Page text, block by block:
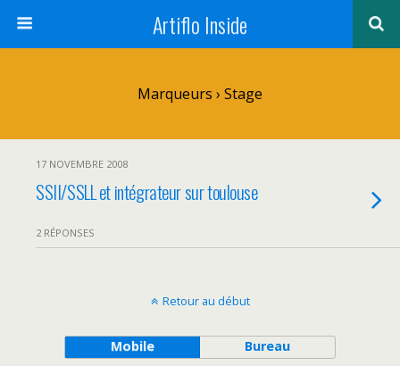
Artiflo Inside
Marqueurs › Stage
17 NOVEMBRE 2008
SSII/SSLL et intégrateur sur toulouse
2 RÉPONSES
Retour au début
Mobile Bureau